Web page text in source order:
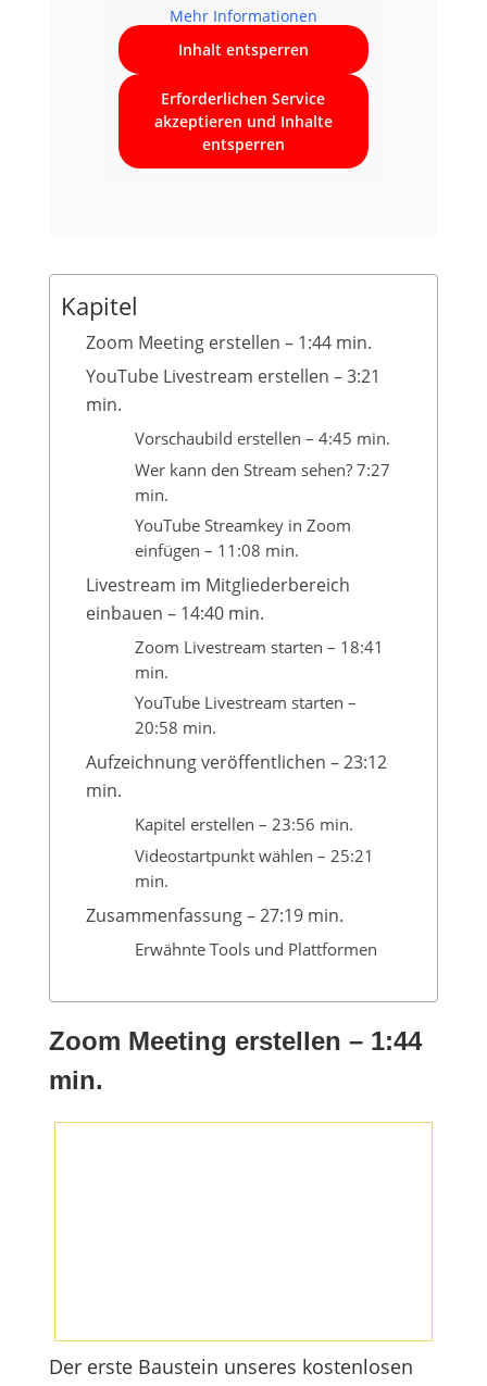
Mehr Informationen
Inhalt entsperren
Erforderlichen Service
akzeptieren und Inhalte
entsperren
Kapitel
Zoom Meeting erstellen – 1:44 min.
YouTube Livestream erstellen – 3:21
min.
Vorschaubild erstellen – 4:45 min.
Wer kann den Stream sehen? 7:27
min.
YouTube Streamkey in Zoom
einfügen – 11:08 min.
Livestream im Mitgliederbereich
einbauen – 14:40 min.
Zoom Livestream starten – 18:41
min.
YouTube Livestream starten –
20:58 min.
Aufzeichnung veröffentlichen – 23:12
min.
Kapitel erstellen – 23:56 min.
Videostartpunkt wählen – 25:21
min.
Zusammenfassung – 27:19 min.
Erwähnte Tools und Plattformen
Zoom Meeting erstellen – 1:44
min.
Der erste Baustein unseres kostenlosen